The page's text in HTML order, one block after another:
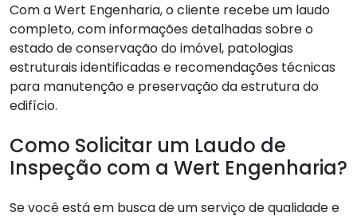
Com a Wert Engenharia, o cliente recebe um laudo
completo, com informações detalhadas sobre o
estado de conservação do imóvel, patologias
estruturais identificadas e recomendações técnicas
para manutenção e preservação da estrutura do
edifício.
Como Solicitar um Laudo de
Inspeção com a Wert Engenharia?
Se você está em busca de um serviço de qualidade e